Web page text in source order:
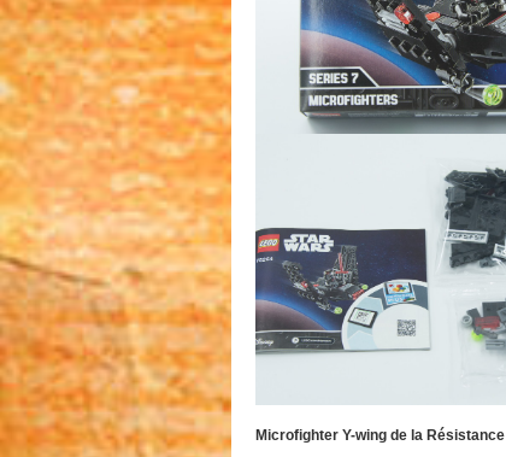
Microfighter Y-wing de la Résistance